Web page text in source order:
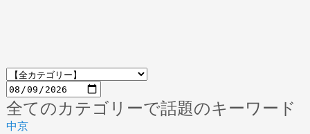
全てのカテゴリーで話題のキーワード
中京